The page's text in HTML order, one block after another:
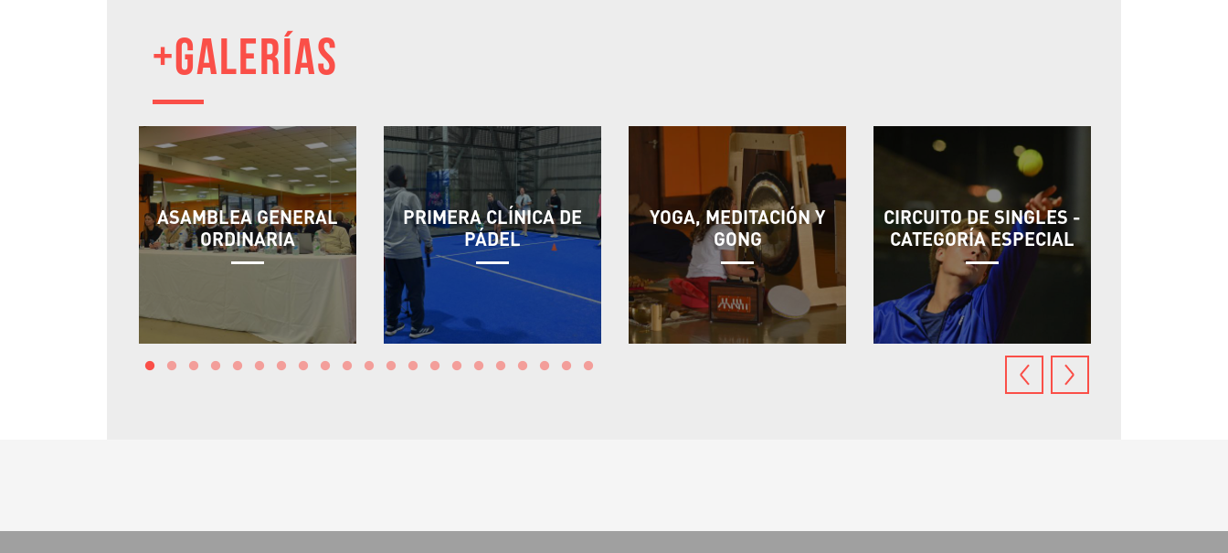
+GALERÍAS
ASAMBLEA GENERAL
ORDINARIA
PRIMERA CLÍNICA DE
PÁDEL
YOGA, MEDITACIÓN Y
GONG
CIRCUITO DE SINGLES -
CATEGORÍA ESPECIAL